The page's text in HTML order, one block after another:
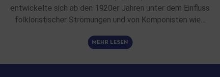
entwickelte sich ab den 1920er Jahren unter dem Einfluss
folkloristischer Strömungen und von Komponisten wie…
MEHR LESEN